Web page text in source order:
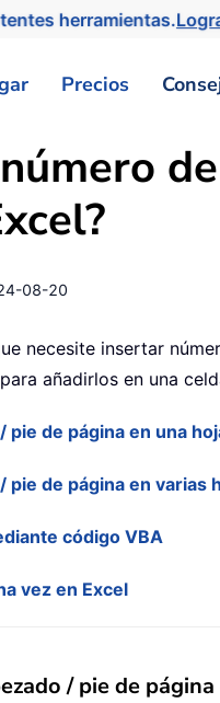
herramientas.
Precios
08-20
necesite insertar
añadirlos en una
de página en una
de página en varias
código VBA
vez en Excel
/ pie de